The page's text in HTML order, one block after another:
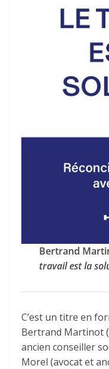
Bertrand
travail est la
C’est un titre en
Bertrand Martinot
ancien conseiller
Morel (avocat et